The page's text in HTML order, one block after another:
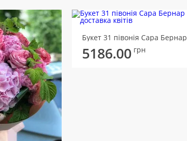
Букет 31 півонія Сара Бернар
5186.00 грн